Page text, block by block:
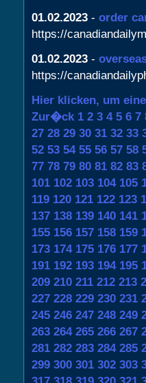
01.02.2023 - order
https://
01.02.2023 -
https://
Hier klicken, um
Zur�ck 1 2 3 4 5 6 7
27 28 29 30 31 32 33
52 53 54 55 56 57 58
77 78 79 80 81 82 83
101 102 103 104 105
119 120 121 122 123
137 138 139 140 141
155 156 157 158 159
173 174 175 176 177
191 192 193 194 195
209 210 211 212 213
227 228 229 230 231
245 246 247 248 249
263 264 265 266 267
281 282 283 284 285
299 300 301 302 303